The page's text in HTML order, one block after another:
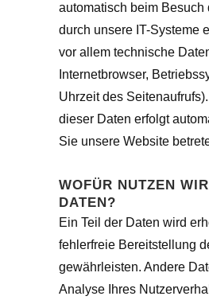
automatisch beim Besuch
durch unsere IT-Systeme
vor allem technische
Internetbrowser,
Uhrzeit des
dieser Daten erfolgt
Sie unsere Website
WOFÜR NUTZEN
DATEN?
Ein Teil der Daten wird
fehlerfreie Bereitstellung
gewährleisten. Andere
Analyse Ihres